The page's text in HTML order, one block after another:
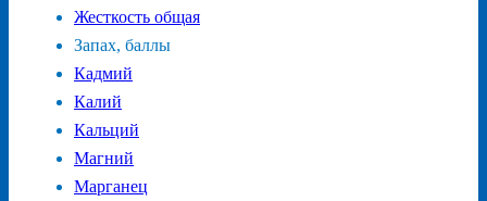
Жесткость общая
Запах, баллы
Кадмий
Калий
Кальций
Магний
Марганец